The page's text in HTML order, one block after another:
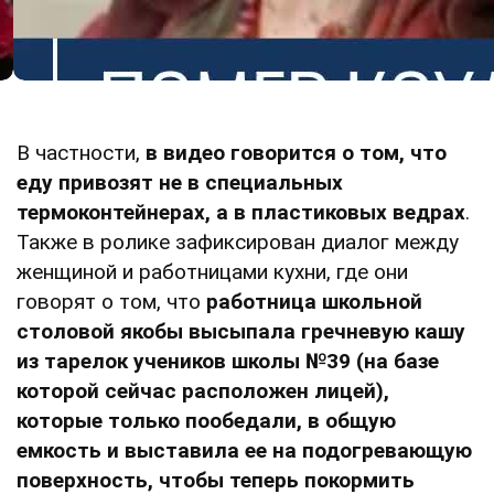
В частности, в видео говорится о том, что
еду привозят не в специальных
термоконтейнерах, а в пластиковых ведрах.
Также в ролике зафиксирован диалог между
женщиной и работницами кухни, где они
говорят о том, что работница школьной
столовой якобы высыпала гречневую кашу
из тарелок учеников школы №39 (на базе
которой сейчас расположен лицей),
которые только пообедали, в общую
емкость и выставила ее на подогревающую
поверхность, чтобы теперь покормить